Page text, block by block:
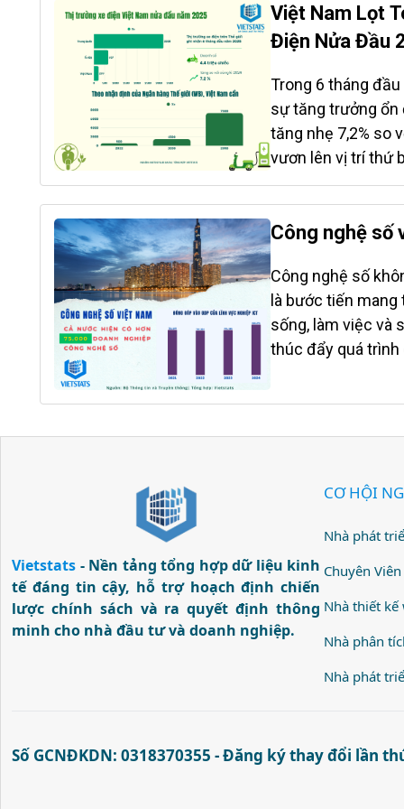
đánh cắp – chiếm
Điều đáng quan
mở ra cánh cửa
bộ, từ đó gây mất
gây thiệt hại
việc thu thập dữ
Việt Nam Lọt
Điện Nửa Đầu
Trong 6 tháng
sự tăng trưởng ổn
tăng nhẹ 7,2% so
vươn lên vị trí thứ
cường quốc đông
thụ xe máy điện
máy điện đã được
tăng trưởng đáng
nhận mức tăng
xe, tiếp theo là Ấn
Nam được thúc
Công nghệ số
Công nghệ số
là bước tiến
sống, làm việc và
thúc đẩy quá
phần cứng mà
tháng đầu năm
gần 2,3 triệu tỉ
Dự kiến đến hết...
Vietstats - Nền tảng tổng hợp dữ liệu kinh
tế đáng tin cậy, hỗ trợ hoạch định chiến
lược chính sách và ra quyết định thông
minh cho nhà đầu tư và doanh nghiệp.
CƠ HỘI
Nhà phát
Chuyên
Nhà thiết kế
Nhà phân
Nhà phát
Số GCNĐKDN: 0318370355 - Đăng ký thay đổi lần